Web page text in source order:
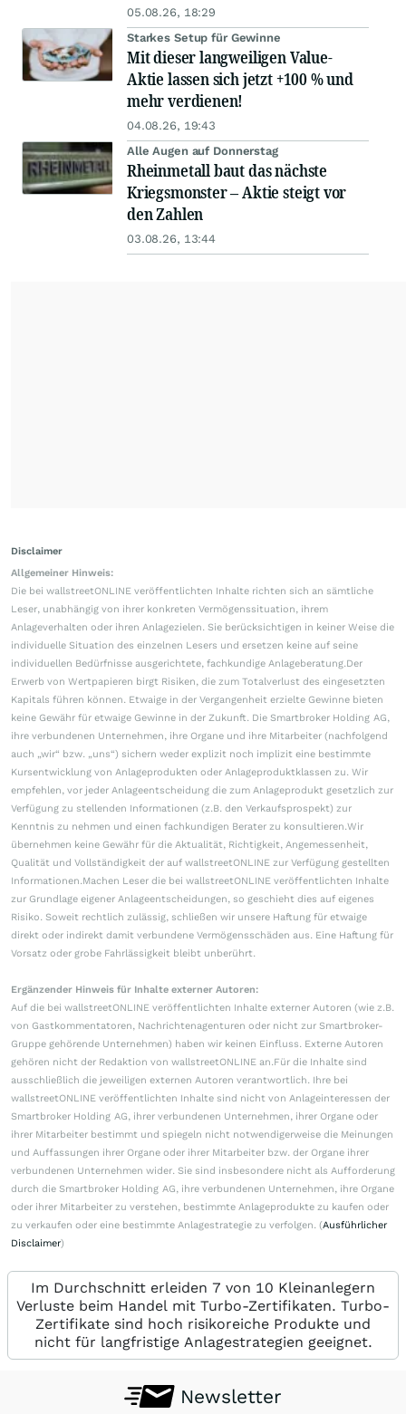
05.08.26, 18:29
Starkes Setup für Gewinne
Mit dieser langweiligen Value-
Aktie lassen sich jetzt +100 % und
mehr verdienen!
04.08.26, 19:43
Alle Augen auf Donnerstag
Rheinmetall baut das nächste
Kriegsmonster – Aktie steigt vor
den Zahlen
03.08.26, 13:44
Disclaimer
Allgemeiner Hinweis:
Die bei wallstreetONLINE veröffentlichten Inhalte richten sich an sämtliche
Leser, unabhängig von ihrer konkreten Vermögenssituation, ihrem
Anlageverhalten oder ihren Anlagezielen. Sie berücksichtigen in keiner Weise die
individuelle Situation des einzelnen Lesers und ersetzen keine auf seine
individuellen Bedürfnisse ausgerichtete, fachkundige Anlageberatung.Der
Erwerb von Wertpapieren birgt Risiken, die zum Totalverlust des eingesetzten
Kapitals führen können. Etwaige in der Vergangenheit erzielte Gewinne bieten
keine Gewähr für etwaige Gewinne in der Zukunft. Die Smartbroker Holding AG,
ihre verbundenen Unternehmen, ihre Organe und ihre Mitarbeiter (nachfolgend
auch „wir“ bzw. „uns“) sichern weder explizit noch implizit eine bestimmte
Kursentwicklung von Anlageprodukten oder Anlageproduktklassen zu. Wir
empfehlen, vor jeder Anlageentscheidung die zum Anlageprodukt gesetzlich zur
Verfügung zu stellenden Informationen (z.B. den Verkaufsprospekt) zur
Kenntnis zu nehmen und einen fachkundigen Berater zu konsultieren.Wir
übernehmen keine Gewähr für die Aktualität, Richtigkeit, Angemessenheit,
Qualität und Vollständigkeit der auf wallstreetONLINE zur Verfügung gestellten
Informationen.Machen Leser die bei wallstreetONLINE veröffentlichten Inhalte
zur Grundlage eigener Anlageentscheidungen, so geschieht dies auf eigenes
Risiko. Soweit rechtlich zulässig, schließen wir unsere Haftung für etwaige
direkt oder indirekt damit verbundene Vermögensschäden aus. Eine Haftung für
Vorsatz oder grobe Fahrlässigkeit bleibt unberührt.
Ergänzender Hinweis für Inhalte externer Autoren:
Auf die bei wallstreetONLINE veröffentlichten Inhalte externer Autoren (wie z.B.
von Gastkommentatoren, Nachrichtenagenturen oder nicht zur Smartbroker-
Gruppe gehörende Unternehmen) haben wir keinen Einfluss. Externe Autoren
gehören nicht der Redaktion von wallstreetONLINE an.Für die Inhalte sind
ausschließlich die jeweiligen externen Autoren verantwortlich. Ihre bei
wallstreetONLINE veröffentlichten Inhalte sind nicht von Anlageinteressen der
Smartbroker Holding AG, ihrer verbundenen Unternehmen, ihrer Organe oder
ihrer Mitarbeiter bestimmt und spiegeln nicht notwendigerweise die Meinungen
und Auffassungen ihrer Organe oder ihrer Mitarbeiter bzw. der Organe ihrer
verbundenen Unternehmen wider. Sie sind insbesondere nicht als Aufforderung
durch die Smartbroker Holding AG, ihre verbundenen Unternehmen, ihre Organe
oder ihrer Mitarbeiter zu verstehen, bestimmte Anlageprodukte zu kaufen oder
zu verkaufen oder eine bestimmte Anlagestrategie zu verfolgen. (Ausführlicher
Disclaimer)
Im Durchschnitt erleiden 7 von 10 Kleinanlegern
Verluste beim Handel mit Turbo-Zertifikaten. Turbo-
Zertifikate sind hoch risikoreiche Produkte und
nicht für langfristige Anlagestrategien geeignet.
Newsletter